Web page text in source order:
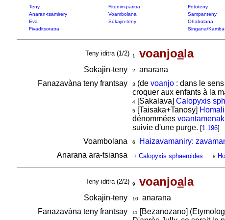
Teny Fitenim-paritra Fototeny
Anaran-tsamirery
Voambolana Sampanteny
Eva
Sokajin-teny Ohabolana
Fivaditsoratra
Singana/
Teny iditra (1/2) 1 voanjoala
Sokajin-teny 2
anarana
Fanazavàna teny frantsay
3 (de voanjo: dans le
croquer aux enfants à la
4[Sakalava] Calopyxis
5[Taisaka+Tanosy]
dénommées
suivie d'une purge. [1.196]
Voambolana 6
Haizavamaniry:
Anarana ara-tsiansa
7 Calopyxis sphaeroides 8
Teny iditra (2/2) 9 voanjoala
Sokajin-teny 10anarana
Fanazavàna teny frantsay
11 [Bezanozano]